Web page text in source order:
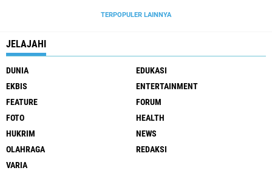
TERPOPULER LAINNYA
JELAJAHI
DUNIA
EDUKASI
EKBIS
ENTERTAINMENT
FEATURE
FORUM
FOTO
HEALTH
HUKRIM
NEWS
OLAHRAGA
REDAKSI
VARIA